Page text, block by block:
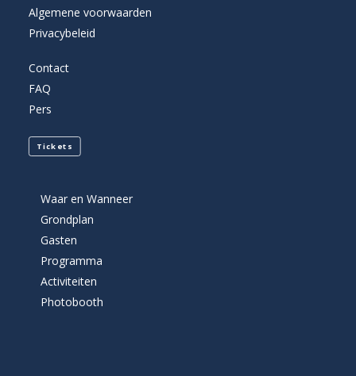
Algemene voorwaarden
Privacybeleid
Contact
FAQ
Pers
Tickets
Waar en Wanneer
Grondplan
Gasten
Programma
Activiteiten
Photobooth